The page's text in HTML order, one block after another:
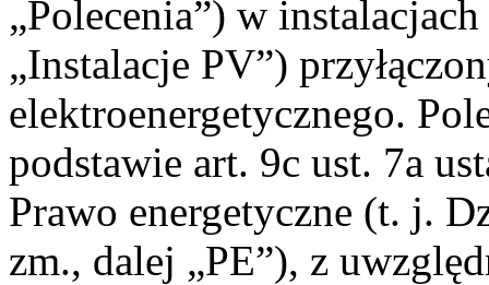
„Polecenia”) w
„Instalacje PV”)
elektroenergetycznego.
podstawie art. 9c ust. 7a
Prawo energetyczne (t. j.
zm., dalej „PE”), z